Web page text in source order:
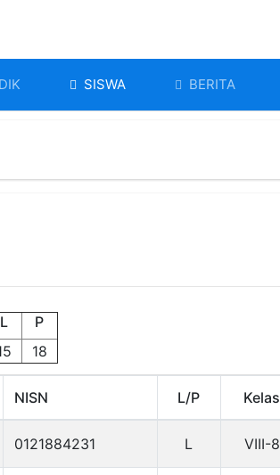
SISWA BERITA
L
P
18
NISN L/P Kelas
0121884231 L VIII-8